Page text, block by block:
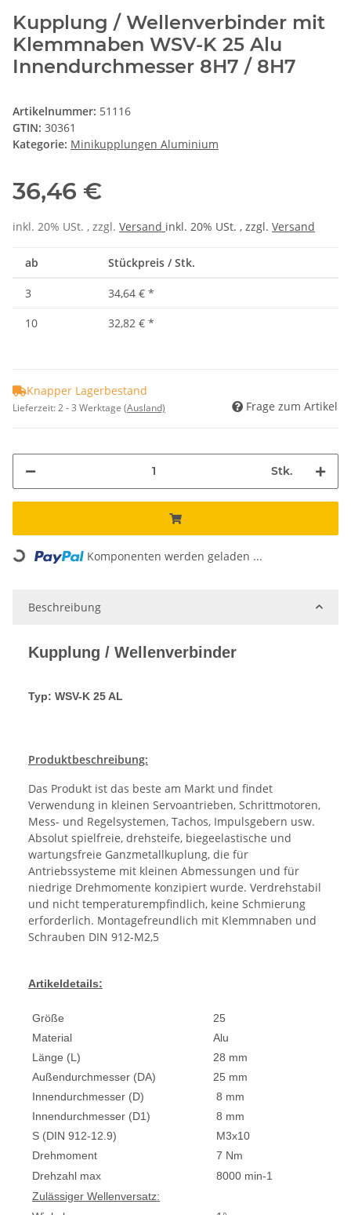
Kupplung / Wellenverbinder mit
Klemmnaben WSV-K 25 Alu
Innendurchmesser 8H7 / 8H7
Artikelnummer: 51116
GTIN: 30361
Kategorie: Minikupplungen Aluminium
36,46 €
inkl. 20% USt. , zzgl. Versand inkl. 20% USt. , zzgl. Versand
ab Stückpreis / Stk.
3 34,64 € *
10
32,82 € *
Knapper Lagerbestand
Lieferzeit:2 - 3 Werktage (Ausland) Frage zum Artikel
Stk.
Loading... Komponenten werden geladen ...
Beschreibung
Kupplung / Wellenverbinder
Typ: WSV-K 25 AL
Produktbeschreibung:
Das Produkt ist das beste am Markt und findet
Verwendung in kleinen Servoantrieben, Schrittmotoren,
Mess- und Regelsystemen, Tachos, Impulsgebern usw.
Absolut spielfreie, drehsteife, biegeelastische und
wartungsfreie Ganzmetallkuplung, die für
Antriebssysteme mit kleinen Abmessungen und für
niedrige Drehmomente konzipiert wurde. Verdrehstabil
und nicht temperaturempfindlich, keine Schmierung
erforderlich. Montagefreundlich mit Klemmnaben und
Schrauben DIN 912-M2,5
Artikeldetails:
Größe
25
Material
Alu
Länge (L)
28 mm
Außendurchmesser (DA)
25 mm
Innendurchmesser (D)
8 mm
Innendurchmesser (D1)
8 mm
S (DIN 912-12.9)
M3x10
Drehmoment
7 Nm
Drehzahl max
8000 min-1
Zulässiger Wellenversatz: